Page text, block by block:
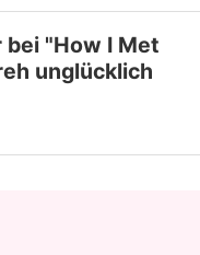
bei "How I Met
unglücklich